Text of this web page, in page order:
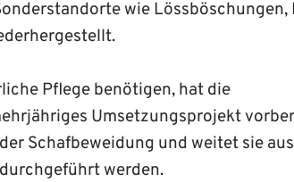
wie Lössböschungen,
Pflege benötigen, hat die
Umsetzungsprojekt
Schafbeweidung und weitet sie
werden.